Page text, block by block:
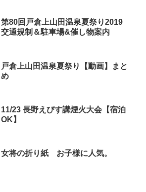
第80回戸倉上山田温泉夏祭り2019
交通規制＆駐車場&催し物案内
戸倉上山田温泉夏祭り【動画】まと
め
11/23 長野えびす講煙火大会【宿泊
OK】
女将の折り紙 お子様に人気。